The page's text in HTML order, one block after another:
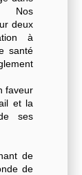
Nos
deux
à
santé
faveur
et la
ses
de
de